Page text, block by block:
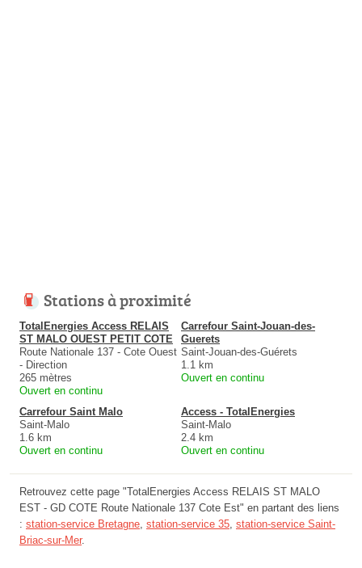
Stations à proximité
TotalEnergies Access RELAIS
ST MALO OUEST PETIT COTE
Route Nationale 137 - Cote Ouest
- Direction
265 mètres
Ouvert en continu
Carrefour Saint-Jouan-des-
Guerets
Saint-Jouan-des-Guérets
1.1 km
Ouvert en continu
Carrefour Saint Malo
Saint-Malo
1.6 km
Ouvert en continu
Access - TotalEnergies
Saint-Malo
2.4 km
Ouvert en continu
Retrouvez cette page "TotalEnergies Access RELAIS ST MALO
EST - GD COTE Route Nationale 137 Cote Est" en partant des liens
: station-service Bretagne, station-service 35, station-service Saint-
Briac-sur-Mer.